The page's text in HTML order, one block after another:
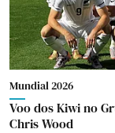
Mundial 2026
Voo dos Kiwi no
Chris Wood